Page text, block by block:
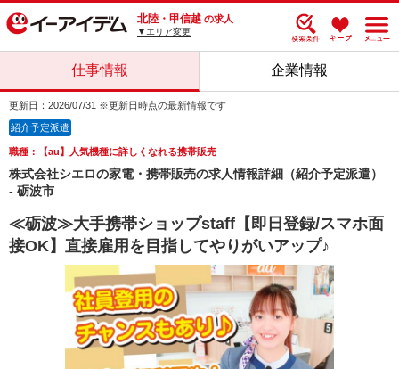
北陸・甲信越 の求人
▼エリア変更
仕事情報 企業情報
更新日：2026/07/31 ※更新日時点の最新情報です
紹介予定派遣
職種：【au】人気機種に詳しくなれる携帯販売
株式会社シエロの家電・携帯販売の求人情報詳細（紹介予定派遣）
- 砺波市
≪砺波≫大手携帯ショップstaff【即日登録/スマホ面
接OK】直接雇用を目指してやりがいアップ♪